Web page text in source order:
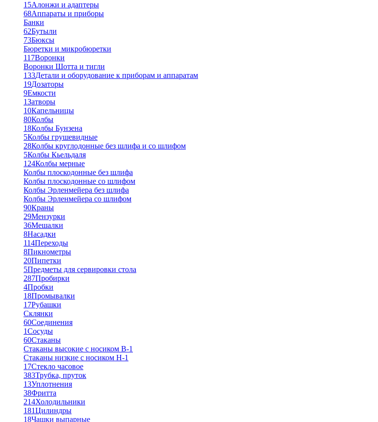
15Алонжи и адаптеры
68Аппараты и приборы
Банки
62Бутыли
73Бюксы
Бюретки и микробюретки
117Воронки
Воронки Шотта и тигли
133Детали и оборудование к приборам и аппаратам
19Дозаторы
9Емкости
1Затворы
10Капельницы
80Колбы
18Колбы Бунзена
5Колбы грушевидные
28Колбы круглодонные без шлифа и со шлифом
5Колбы Кьельдаля
124Колбы мерные
Колбы плоскодонные без шлифа
Колбы плоскодонные со шлифом
Колбы Эрленмейера без шлифа
Колбы Эрленмейера со шлифом
90Краны
29Мензурки
36Мешалки
8Насадки
114Переходы
8Пикнометры
20Пипетки
5Предметы для сервировки стола
287Пробирки
4Пробки
18Промывалки
17Рубашки
Склянки
60Соединения
1Сосуды
60Стаканы
Стаканы высокие с носиком В-1
Стаканы низкие с носиком Н-1
17Стекло часовое
383Трубка, пруток
13Уплотнения
38Фритта
214Холодильники
181Цилиндры
18Чашки выпарные